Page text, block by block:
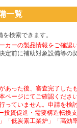
一覧
検索できます。
カーの製品情報をご確認
定前に補助対象設備等の
あった後、審査完了した
ページにてご確認くださ
っていません。申請を検
資促進・需要構造転換
「低炭素工業炉」「高